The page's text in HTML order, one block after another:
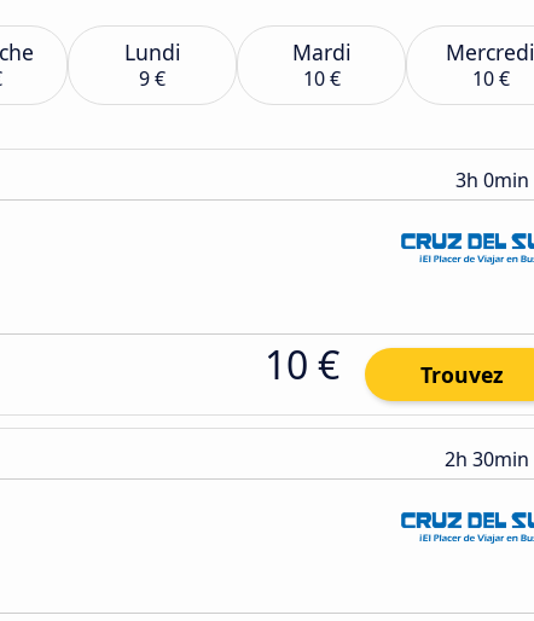
Lundi
9 €
Mardi
10 €
Mercredi
10 €
3h 0min
10 € Trouvez
2h 30min